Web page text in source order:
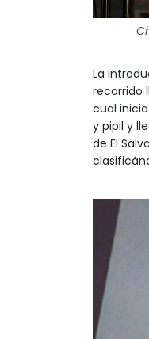
La
recorrido
cual
y pipil y
de El